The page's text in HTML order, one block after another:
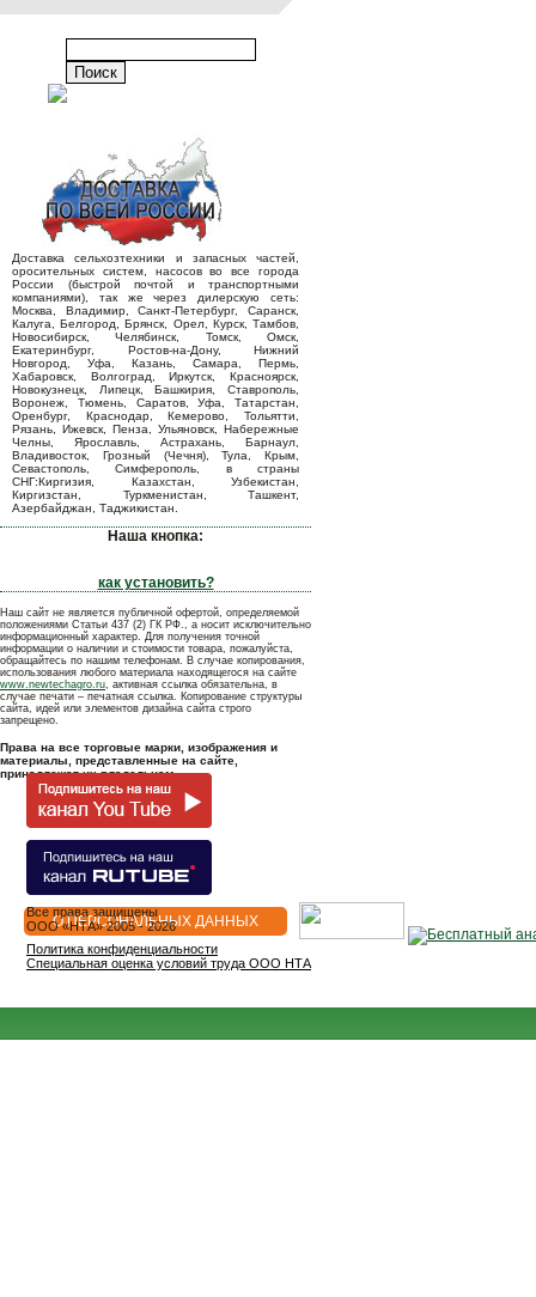
Доставка сельхозтехники и запасных частей,
оросительных систем, насосов во все города
России (быстрой почтой и транспортными
компаниями), так же через дилерскую сеть:
Москва, Владимир, Санкт-Петербург, Саранск,
Калуга, Белгород, Брянск, Орел, Курск, Тамбов,
Новосибирск, Челябинск, Томск, Омск,
Екатеринбург, Ростов-на-Дону, Нижний
Новгород, Уфа, Казань, Самара, Пермь,
Хабаровск, Волгоград, Иркутск, Красноярск,
Новокузнецк, Липецк, Башкирия, Ставрополь,
Воронеж, Тюмень, Саратов, Уфа, Татарстан,
Оренбург, Краснодар, Кемерово, Тольятти,
Рязань, Ижевск, Пенза, Ульяновск, Набережные
Челны, Ярославль, Астрахань, Барнаул,
Владивосток, Грозный (Чечня), Тула, Крым,
Севастополь, Симферополь, в страны
СНГ:Киргизия, Казахстан, Узбекистан,
Киргизстан, Туркменистан, Ташкент,
Азербайджан, Таджикистан.
Наша кнопка:
как установить?
Наш сайт не является публичной офертой, определяемой
положениями Статьи 437 (2) ГК РФ., а носит исключительно
информационный характер. Для получения точной
информации о наличии и стоимости товара, пожалуйста,
обращайтесь по нашим телефонам. В случае копирования,
использования любого материала находящегося на сайте
www.newtechagro.ru, активная ссылка обязательна, в
случае печати – печатная ссылка. Копирование структуры
сайта, идей или элементов дизайна сайта строго
запрещено.
Права на все торговые марки, изображения и
материалы, представленные на сайте,
принадлежат их владельцам.
О ПЕРСОНАЛЬНЫХ ДАННЫХ
Все права защищены
OOO «НТА» 2005 - 2026
Политика конфиденциальности
Специальная оценка условий труда ООО НТА